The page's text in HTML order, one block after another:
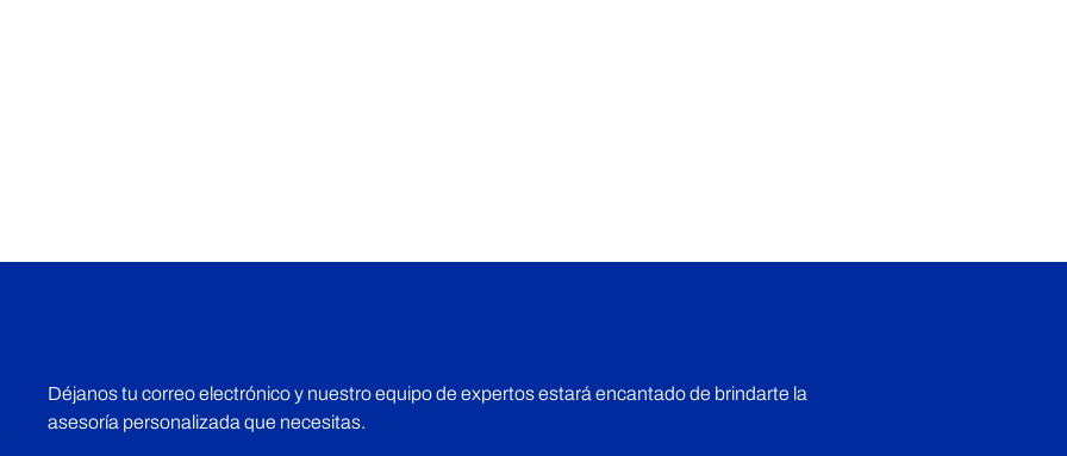
Déjanos tu correo electrónico y nuestro equipo de expertos estará encantado de brindarte la
asesoría personalizada que necesitas.